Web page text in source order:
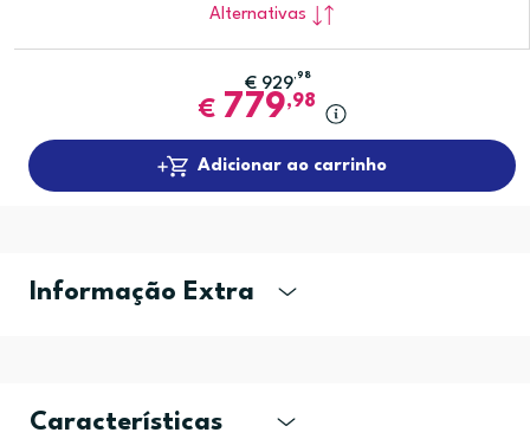
Alternativas
€ 929,98
€ 779,98
Adicionar ao carrinho
Informação Extra
Características